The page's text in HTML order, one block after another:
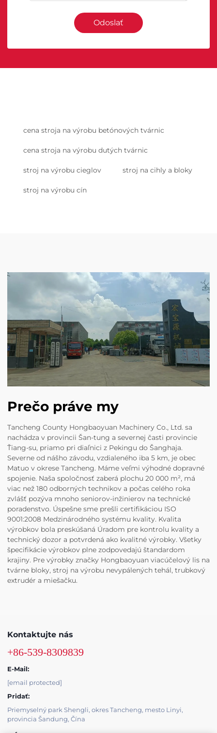
Odoslať
cena stroja na výrobu betónových tvárnic
cena stroja na výrobu dutých tvárnic
stroj na výrobu cieglov stroj na cihly a bloky
stroj na výrobu cín
Prečo práve my
Tancheng County Hongbaoyuan Machinery Co., Ltd. sa
nachádza v provincii Šan-tung a severnej časti provincie
Ťiang-su, priamo pri diaľnici z Pekingu do Šanghaja.
Severne od nášho závodu, vzdialeného iba 5 km, je obec
Matuo v okrese Tancheng. Máme veľmi výhodné dopravné
spojenie. Naša spoločnosť zaberá plochu 20 000 m², má
viac než 180 odborných technikov a počas celého roka
zvlášť pozýva mnoho seniorov-inžinierov na technické
poradenstvo. Úspešne sme prešli certifikáciou ISO
9001:2008 Medzinárodného systému kvality. Kvalita
výrobkov bola preskúšaná Úradom pre kontrolu kvality a
technický dozor a potvrdená ako kvalitné výrobky. Všetky
špecifikácie výrobkov plne zodpovedajú štandardom
krajiny. Pre výrobky značky Hongbaoyuan viacúčelový lis na
tvárne bloky, stroj na výrobu nevypálených tehál, trubkový
extrudér a miešačku.
Kontaktujte nás
+86-539-8309839
E-Mail:
[email protected]
Pridať:
Priemyselný park Shengli, okres Tancheng, mesto Linyi,
provincia Šandung, Čína